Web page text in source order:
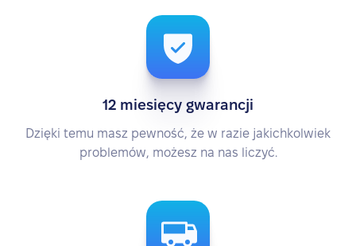
12 miesięcy gwarancji
Dzięki temu masz pewność, że w razie jakichkolwiek
problemów, możesz na nas liczyć.